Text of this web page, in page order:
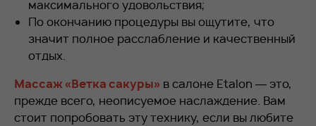
максимального удовольствия;
По окончанию процедуры вы ощутите, что
значит полное расслабление и качественный
отдых.
Массаж «Ветка сакуры» в салоне Etalon — это,
прежде всего, неописуемое наслаждение. Вам
стоит попробовать эту технику, если вы любите